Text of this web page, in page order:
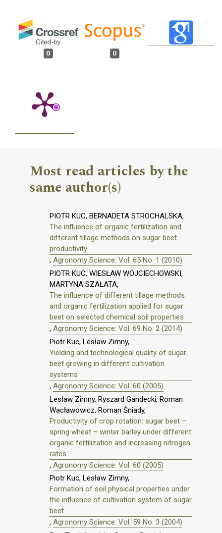
0 0
Most read articles by the
same author(s)
PIOTR KUC, BERNADETA STROCHALSKA,
The influence of organic fertilization and
different tillage methods on sugar beet
productivity
, Agronomy Science: Vol. 65 No. 1 (2010)
PIOTR KUC, WIESŁAW WOJCIECHOWSKI,
MARTYNA SZAŁATA,
The influence of different tillage methods
and organic fertilization applied for sugar
beet on selected chemical soil properties
, Agronomy Science: Vol. 69 No. 2 (2014)
Piotr Kuc, Lesław Zimny,
Yielding and technological quality of sugar
beet growing in different cultivation
systems
, Agronomy Science: Vol. 60 (2005)
Lesław Zimny, Ryszard Gandecki, Roman
Wacławowicz, Roman Śniady,
Productivity of crop rotation: sugar beet –
spring wheat – winter barley under different
organic fertilization and increasing nitrogen
rates
, Agronomy Science: Vol. 60 (2005)
Piotr Kuc, Lesław Zimny,
Formation of soil physical properties under
the influence of cultivation system of sugar
beet
, Agronomy Science: Vol. 59 No. 3 (2004)